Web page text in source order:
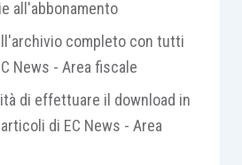
che icompensi e le
23, comma 2, lett. c),
a non residenti, sono
ritenuta del30% a titolo
imponibile del loro
all'abbonamento
completo con tutti
News - Area fiscale
di effettuare il download in
di EC News - Area